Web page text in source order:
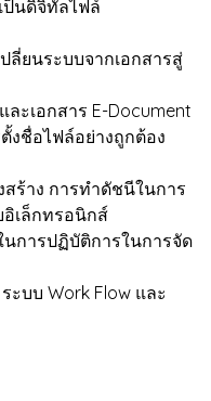
ป็นดิจิทัลไฟล์
ลี่ยนระบบจากเอกสารสู่
ะเอกสาร E-Document
งชื่อไฟล์อย่างถูกต้อง
ร้าง การทำดัชนีในการ
อิเล็กทรอนิกส์
นการปฏิบัติการในการจัด
ะบบ Work Flow และ